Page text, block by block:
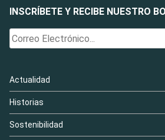
INSCRÍBETE Y RECIBE NUESTRO
Actualidad
Historias
Sostenibilidad